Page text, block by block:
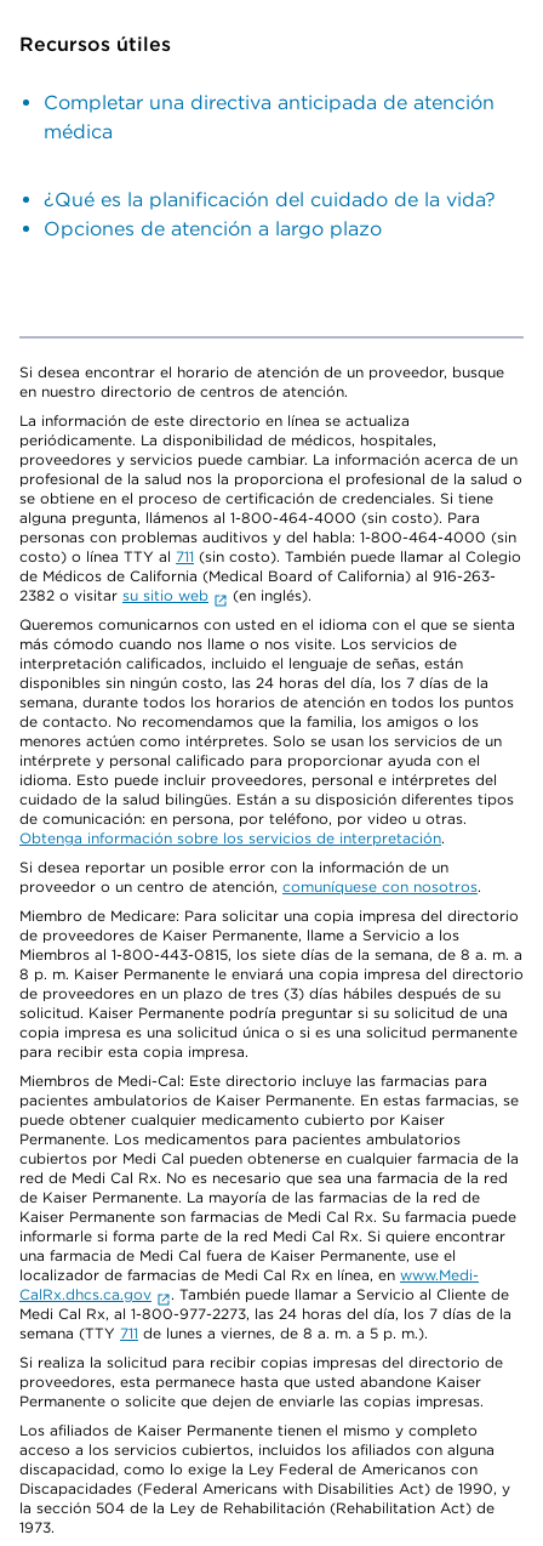
Recursos útiles
Completar una directiva anticipada de atención
médica
¿Qué es la planificación del cuidado de la vida?
Opciones de atención a largo plazo
Si desea encontrar el horario de atención de un proveedor, busque
en nuestro directorio de centros de atención.
La información de este directorio en línea se actualiza
periódicamente. La disponibilidad de médicos, hospitales,
proveedores y servicios puede cambiar. La información acerca de un
profesional de la salud nos la proporciona el profesional de la salud o
se obtiene en el proceso de certificación de credenciales. Si tiene
alguna pregunta, llámenos al 1-800-464-4000 (sin costo). Para
personas con problemas auditivos y del habla: 1-800-464-4000 (sin
costo) o línea TTY al 711 (sin costo). También puede llamar al Colegio
de Médicos de California (Medical Board of California) al 916-263-
2382 o visitar su sitio web
(en inglés).
Queremos comunicarnos con usted en el idioma con el que se sienta
más cómodo cuando nos llame o nos visite. Los servicios de
interpretación calificados, incluido el lenguaje de señas, están
disponibles sin ningún costo, las 24 horas del día, los 7 días de la
semana, durante todos los horarios de atención en todos los puntos
de contacto. No recomendamos que la familia, los amigos o los
menores actúen como intérpretes. Solo se usan los servicios de un
intérprete y personal calificado para proporcionar ayuda con el
idioma. Esto puede incluir proveedores, personal e intérpretes del
cuidado de la salud bilingües. Están a su disposición diferentes tipos
de comunicación: en persona, por teléfono, por video u otras.
Obtenga información sobre los servicios de interpretación.
Si desea reportar un posible error con la información de un
proveedor o un centro de atención, comuníquese con nosotros.
Miembro de Medicare: Para solicitar una copia impresa del directorio
de proveedores de Kaiser Permanente, llame a Servicio a los
Miembros al 1-800-443-0815, los siete días de la semana, de 8 a. m. a
8 p. m. Kaiser Permanente le enviará una copia impresa del directorio
de proveedores en un plazo de tres (3) días hábiles después de su
solicitud. Kaiser Permanente podría preguntar si su solicitud de una
copia impresa es una solicitud única o si es una solicitud permanente
para recibir esta copia impresa.
Miembros de Medi-Cal: Este directorio incluye las farmacias para
pacientes ambulatorios de Kaiser Permanente. En estas farmacias, se
puede obtener cualquier medicamento cubierto por Kaiser
Permanente. Los medicamentos para pacientes ambulatorios
cubiertos por Medi Cal pueden obtenerse en cualquier farmacia de la
red de Medi Cal Rx. No es necesario que sea una farmacia de la red
de Kaiser Permanente. La mayoría de las farmacias de la red de
Kaiser Permanente son farmacias de Medi Cal Rx. Su farmacia puede
informarle si forma parte de la red Medi Cal Rx. Si quiere encontrar
una farmacia de Medi Cal fuera de Kaiser Permanente, use el
localizador de farmacias de Medi Cal Rx en línea, en www.Medi-
CalRx.dhcs.ca.gov
. También puede llamar a Servicio al Cliente de
Medi Cal Rx, al 1-800-977-2273, las 24 horas del día, los 7 días de la
semana (TTY 711 de lunes a viernes, de 8 a. m. a 5 p. m.).
Si realiza la solicitud para recibir copias impresas del directorio de
proveedores, esta permanece hasta que usted abandone Kaiser
Permanente o solicite que dejen de enviarle las copias impresas.
Los afiliados de Kaiser Permanente tienen el mismo y completo
acceso a los servicios cubiertos, incluidos los afiliados con alguna
discapacidad, como lo exige la Ley Federal de Americanos con
Discapacidades (Federal Americans with Disabilities Act) de 1990, y
la sección 504 de la Ley de Rehabilitación (Rehabilitation Act) de
1973.